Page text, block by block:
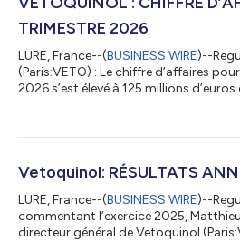
TRIMESTRE 2026
LURE, France--(BUSINESS WIRE)--
(Paris:VETO) : Le chiffre d’affaires
2026 s’est élevé à 125 millions
changes constants et hors
historiquement élevé au cours du
-5,2M€, principalem...
Vetoquinol: RÉSULTATS
LURE, France--(BUSINESS WIRE)--
commentant l’exercice 2025,
directeur général de Vetoquinol